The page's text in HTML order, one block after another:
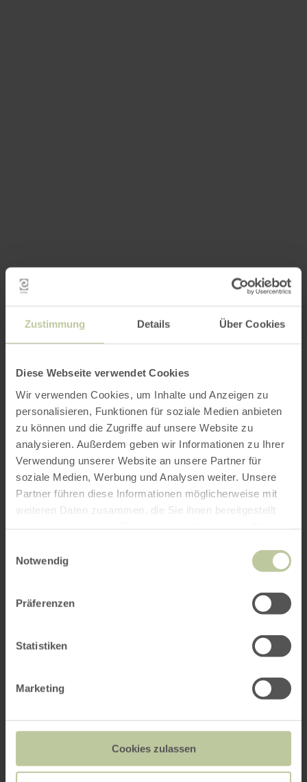
Zustimmung Details Über Cookies
Diese Webseite verwendet Cookies
Wir verwenden Cookies, um Inhalte und Anzeigen zu
personalisieren, Funktionen für soziale Medien anbieten
zu können und die Zugriffe auf unsere Website zu
analysieren. Außerdem geben wir Informationen zu Ihrer
Verwendung unserer Website an unsere Partner für
soziale Medien, Werbung und Analysen weiter. Unsere
Partner führen diese Informationen möglicherweise mit
weiteren Daten zusammen, die Sie ihnen bereitgestellt
Notwendig
Präferenzen
Statistiken
Marketing
Cookies zulassen